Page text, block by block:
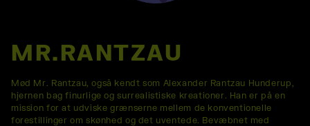
MR.RANTZAU
Mød Mr. Rantzau, også kendt som Alexander Rantzau Hunderup,
hjernen bag finurlige og surrealistiske kreationer. Han er på en
mission for at udviske grænserne mellem de konventionelle
forestillinger om skønhed og det uventede. Bevæbnet med